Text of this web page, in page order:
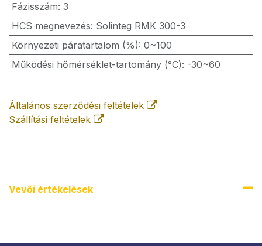
Fázisszám: 3
HCS megnevezés: Solinteg RMK 300-3
Környezeti páratartalom (%): 0~100
Működési hőmérséklet-tartomány (°C): -30~60
Általános szerződési feltételek
Szállítási feltételek
Vevői értékel​ések